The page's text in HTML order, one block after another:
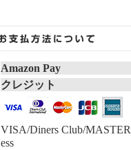
Amazon Pay
クレジット
VISA/Diners Club/
ess